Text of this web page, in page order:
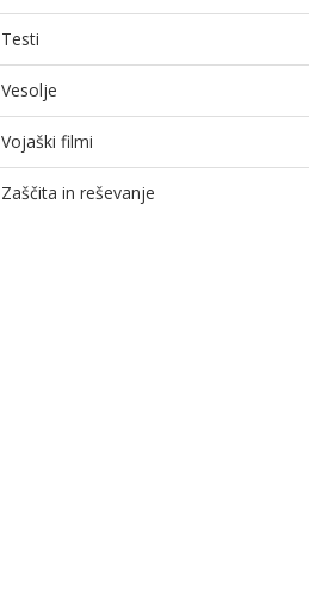
Testi
Vesolje
Vojaški filmi
Zaščita in reševanje